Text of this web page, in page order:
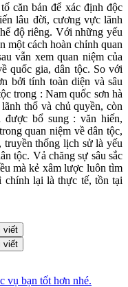
căn bản để xác định độc
lâu đời, cương vực lãnh
độ riêng. Với những yếu
một cách hoàn chỉnh quan
vẫn xem quan niệm của
quốc gia, dân tộc. So với
bởi tính toàn diện và sâu
trong : Nam quốc sơn hà
thổ và chủ quyền, còn
bổ sung : văn hiến,
quan niệm về dân tộc,
truyền thống lịch sử là yếu
tộc. Vả chăng sự sâu sắc
mà kẻ xâm lược luôn tìm
chính lại là thực tế, tồn tại
viết
viết
vụ bạn tốt hơn nhé.